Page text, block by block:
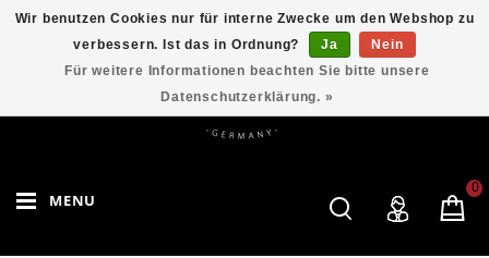
MENU
0
Wir benutzen Cookies nur für interne Zwecke um den Webshop zu
verbessern. Ist das in Ordnung?
Ja
Nein
Für weitere Informationen beachten Sie bitte unsere
Datenschutzerklärung. »